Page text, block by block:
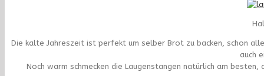
Die kalte Jahreszeit ist perfekt um selber Brot zu backen, schon
auch
Noch warm schmecken die Laugenstangen natürlich am